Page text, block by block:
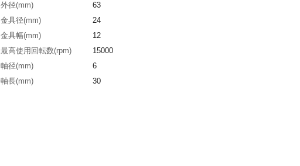
外径(mm)
63
金具径(mm)
24
金具幅(mm)
12
最高使用回転数(rpm)
15000
軸径(mm)
6
軸長(mm)
30